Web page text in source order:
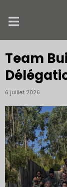
Team
6 juillet 2026